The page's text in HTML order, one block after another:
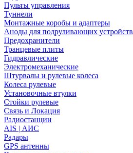
Пульты управления
Туннели
Монтажные коробы и адаптеры
Аноды для подруливающих устройств
Предохранители
Транцевые плиты
Гидравлические
Электромеханические
Штурвалы и рулевые колеса
Колеса рулевые
Установочные втулки
Стойки рулевые
Связь и Локация
Радиостанции
AIS | АИС
Радары
GPS антенны